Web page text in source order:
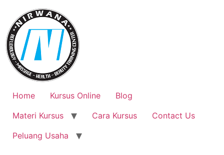
content
Home Kursus Online
Blog
Materi Kursus
Cara Kursus
Contact Us
Peluang Usaha